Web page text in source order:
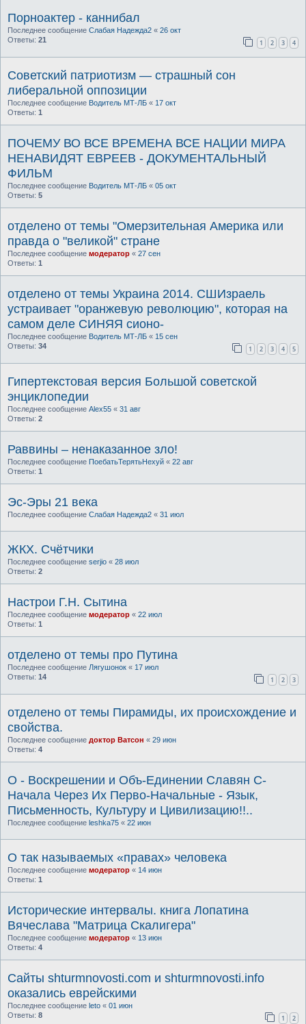
Порноактер - каннибал
Последнее сообщение Слабая Надежда2 « 26 окт
Ответы: 21 1 2 3 4
Советский патриотизм — страшный сон
либеральной оппозиции
Последнее сообщение Водитель МТ-ЛБ « 17 окт
Ответы: 1
ПОЧЕМУ ВО ВСЕ ВРЕМЕНА ВСЕ НАЦИИ МИРА
НЕНАВИДЯТ ЕВРЕЕВ - ДОКУМЕНТАЛЬНЫЙ
ФИЛЬМ
Последнее сообщение Водитель МТ-ЛБ « 05 окт
Ответы: 5
отделено от темы "Омерзительная Америка или
правда о "великой" стране
Последнее сообщение модератор « 27 сен
Ответы: 1
отделено от темы Украина 2014. СШИзраель
устраивает "оранжевую революцию", которая на
самом деле СИНЯЯ сионо-
Последнее сообщение Водитель МТ-ЛБ « 15 сен
Ответы: 34 1 2 3 4 5
Гипертекстовая версия Большой советской
энциклопедии
Последнее сообщение Alex55 « 31 авг
Ответы: 2
Раввины – ненаказанное зло!
Последнее сообщение ПоебатьТерятьНехуй « 22 авг
Ответы: 1
Эс-Эры 21 века
Последнее сообщение Слабая Надежда2 « 31 июл
ЖКХ. Счётчики
Последнее сообщение serjio « 28 июл
Ответы: 2
Настрои Г.Н. Сытина
Последнее сообщение модератор « 22 июл
Ответы: 1
отделено от темы про Путина
Последнее сообщение Лягушонок « 17 июл
Ответы: 14 1 2 3
отделено от темы Пирамиды, их происхождение и
свойства.
Последнее сообщение доктор Ватсон « 29 июн
Ответы: 4
О - Воскрешении и Объ-Единении Славян С-
Начала Через Их Перво-Начальные - Язык,
Письменность, Культуру и Цивилизацию!!..
Последнее сообщение leshka75 « 22 июн
О так называемых «правах» человека
Последнее сообщение модератор « 14 июн
Ответы: 1
Исторические интервалы. книга Лопатина
Вячеслава "Матрица Скалигера"
Последнее сообщение модератор « 13 июн
Ответы: 4
Сайты shturmnovosti.com и shturmnovosti.info
оказались еврейскими
Последнее сообщение leto « 01 июн
Ответы: 8 1 2